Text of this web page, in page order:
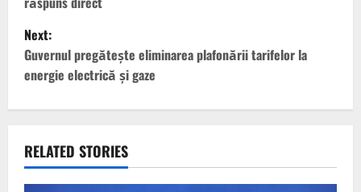
t
n
a
v
i
Next:
Guvernul pregăteşte eliminarea plafonării tarifelor la
energie electrică şi gaze
RELATED STORIES